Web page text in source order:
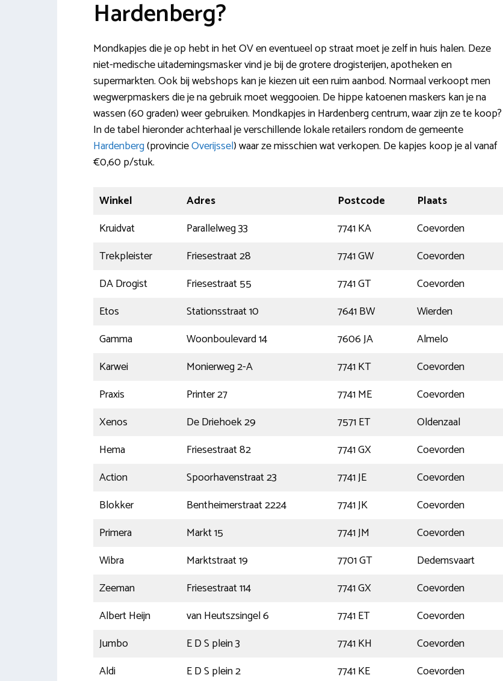
Hardenberg?
Mondkapjes die je op hebt in het OV en eventueel op straat moet je zelf in huis halen. Deze
niet-medische uitademingsmasker vind je bij de grotere drogisterijen, apotheken en
supermarkten. Ook bij webshops kan je kiezen uit een ruim aanbod. Normaal verkoopt men
wegwerpmaskers die je na gebruik moet weggooien. De hippe katoenen maskers kan je na
wassen (60 graden) weer gebruiken. Mondkapjes in Hardenberg centrum, waar zijn ze te koop?
In de tabel hieronder achterhaal je verschillende lokale retailers rondom de gemeente
Hardenberg(provincieOverijssel) waar ze misschien wat verkopen. De kapjes koop je al vanaf
€0,60 p/stuk.
Winkel Adres Postcode
Plaats
Kruidvat
Parallelweg 33 7741 KA
Coevorden
Trekpleister
Friesestraat 28 7741 GW
Coevorden
DA Drogist
Friesestraat 55 7741 GT
Coevorden
Etos
Stationsstraat 10 7641 BW
Wierden
Gamma
Woonboulevard 14 7606 JA
Almelo
Karwei
Monierweg 2-A 7741 KT
Coevorden
Praxis
Printer 27 7741 ME
Coevorden
Xenos
De Driehoek 29 7571 ET
Oldenzaal
Hema
Friesestraat 82 7741 GX
Coevorden
Action
Spoorhavenstraat 23 7741 JE
Coevorden
Blokker
Bentheimerstraat 2224 7741 JK
Coevorden
Primera
Markt 15 7741 JM
Coevorden
Wibra
Marktstraat 19 7701 GT
Dedemsvaart
Zeeman
Friesestraat 114 7741 GX
Coevorden
Albert Heijn
van Heutszsingel 6 7741 ET
Coevorden
Jumbo
E D S plein 3 7741 KH
Coevorden
Aldi
E D S plein 2 7741 KE
Coevorden